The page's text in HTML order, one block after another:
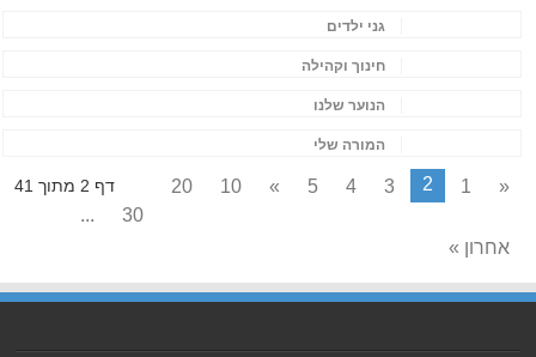
גני ילדים
חינוך וקהילה
הנוער שלנו
המורה שלי
דף 2 מתוך 41 «
1
2
3
4
5
»
10
20
30
...
אחרון »